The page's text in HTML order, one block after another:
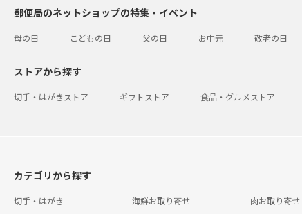
郵便局のネットショップの特集・イベント
母の日 こどもの日 父の日 お中元 敬老の日
ストアから探す
切手・はがきストア ギフトストア 食品・グルメストア
カテゴリから探す
切手・はがき 海鮮お取り寄せ 肉お取り寄せ